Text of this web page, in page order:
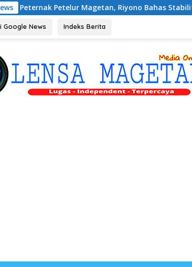
Magetan, Riyono Bahas Stabilitas Harga Telur
Google News Indeks Berita